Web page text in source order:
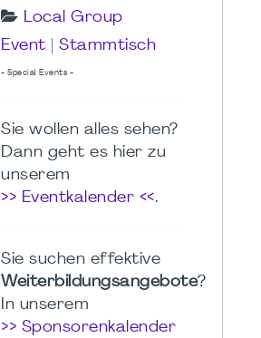
Local Group
Event
Stammtisch
- Special Events -
Sie wollen alles sehen?
Dann geht es hier zu
unserem
>> Eventkalender <<.
Sie suchen effektive
Weiterbildungsangebote?
In unserem
>> Sponsorenkalender